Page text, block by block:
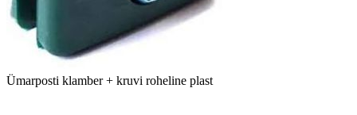
Ümarposti klamber + kruvi roheline plast